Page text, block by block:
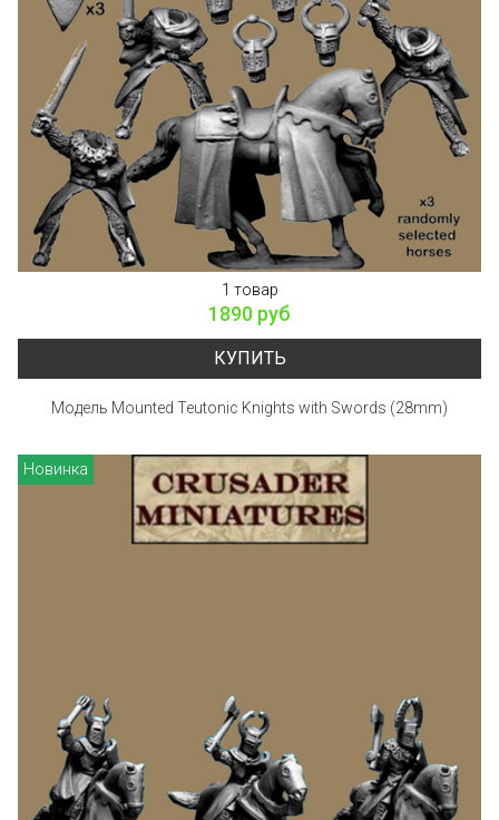
1 товар
1890 руб
КУПИТЬ
Модель Mounted Teutonic Knights with Swords (28mm)
Новинка